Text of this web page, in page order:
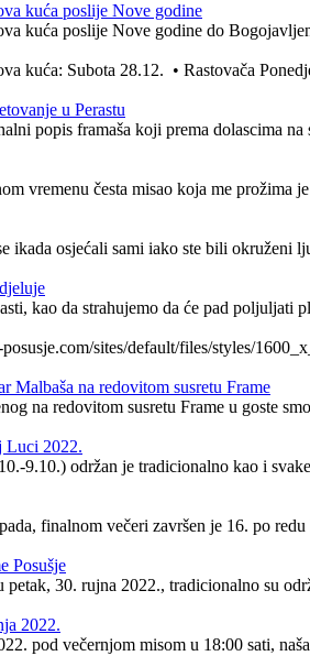
kuća poslije Nove godine
kuća poslije Nove godine do
kuća: Subota 28.12. • Rastovača
u Perastu
popis framaša koji prema dolascima
vremenu česta misao koja me prožima
ikada osjećali sami iako ste bili okruženi
kao da strahujemo da će pad poljuljati
sites/default/files/styles/
Malbaša na redovitom susretu Frame
na redovitom susretu Frame u goste
Luci 2022.
9.10.) održan je tradicionalno kao i
finalnom večeri završen je 16. po
Posušje
petak, 30. rujna 2022., tradicionalno su
2022.
pod večernjom misom u 18:00 sati,